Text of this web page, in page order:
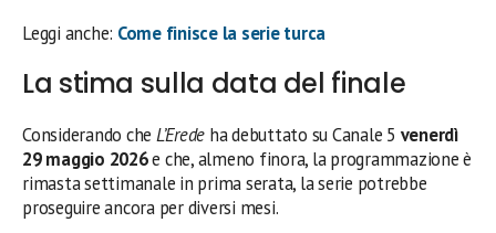
Leggi anche: Come finisce la serie turca
La stima sulla data del finale
Considerando che L’Erede ha debuttato su Canale 5 venerdì
29 maggio 2026e che, almeno finora, la programmazione è
rimasta settimanale in prima serata, la serie potrebbe
proseguire ancora per diversi mesi.